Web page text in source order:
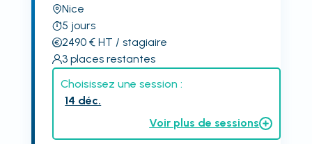
Nice
5 jours
2490€ HT / stagiaire
3 places restantes
Choisissez une session :
14 déc.
Voir plus de sessions